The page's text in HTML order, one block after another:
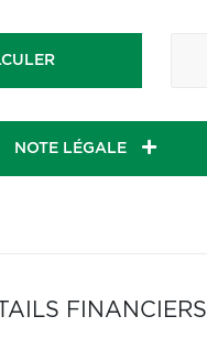
NOTE LÉGALE
FINANCIERS